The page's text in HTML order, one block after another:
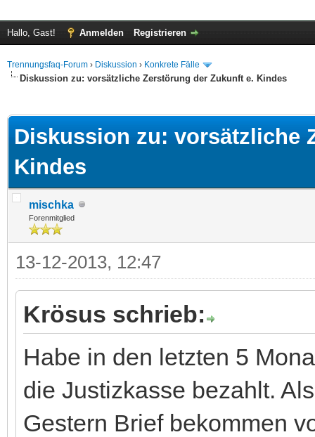
Hallo, Gast! Anmelden Registrieren
Trennungsfaq-Forum › Diskussion › Konkrete Fälle
Diskussion zu: vorsätzliche Zerstörung der Zukunft e. Kindes
Diskussion zu: vorsätzliche
Kindes
mischka
Forenmitglied
13-12-2013, 12:47
Krösus schrieb:
Habe in den letzten 5
die Justizkasse bezahlt.
Gestern Brief bekommen